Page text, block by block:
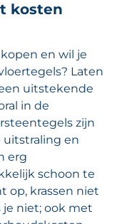
kosten
en wil je
Laten
uitstekende
in de
zijn
uitstraling en
erg
schoon te
op, krassen niet
je niet; ook met